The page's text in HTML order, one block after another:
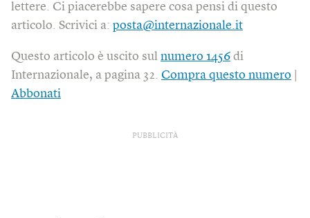
lettere. Ci piacerebbe sapere cosa pensi di questo
articolo. Scrivici a: posta@internazionale.it
Questo articolo è uscito sul numero 1456 di
Internazionale, a pagina 32. Compra questo numero
Abbonati
PUBBLICITÀ